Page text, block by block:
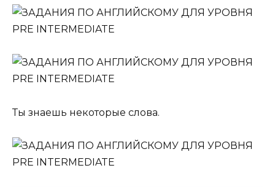
Ты знаешь некоторые слова.